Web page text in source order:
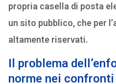
propria casella di posta
un sito pubblico, che per
altamente riservati.
Il problema
norme nei confronti